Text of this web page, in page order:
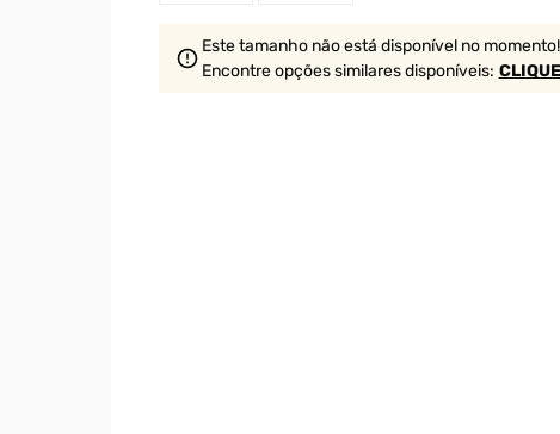
Este tamanho não está disponível no momento!
Encontre opções similaresdisponíveis: